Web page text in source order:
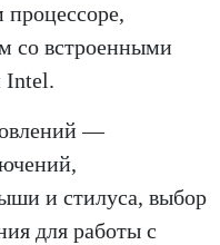
со встроенными
Intel.
—
и стилуса, выбор
для работы с